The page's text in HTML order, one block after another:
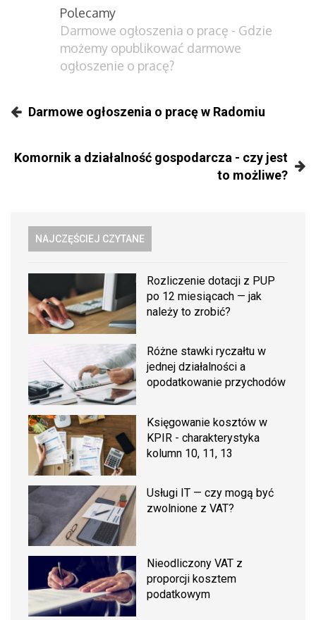
Polecamy
Darmowe ogłoszenia o pracę - Gdzie
możemy opublikować darmowe
ogłoszenie o pracę?
Darmowe ogłoszenia o pracę w Radomiu
Komornik a działalność gospodarcza - czy jest
to możliwe?
NAJCZĘŚCIEJ CZYTANE
Rozliczenie dotacji z PUP
po 12 miesiącach — jak
należy to zrobić?
Różne stawki ryczałtu w
jednej działalności a
opodatkowanie przychodów
Księgowanie kosztów w
KPIR - charakterystyka
kolumn 10, 11, 13
Usługi IT — czy mogą być
zwolnione z VAT?
Nieodliczony VAT z
proporcji kosztem
podatkowym